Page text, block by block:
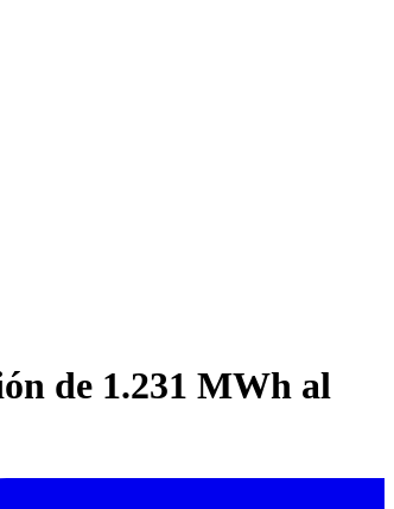
de 1.231 MWh al